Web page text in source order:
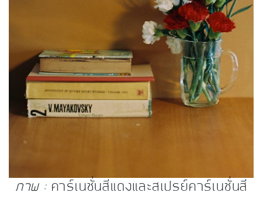
ภาพ :คาร์เนชั่นสีแดงและสเปรย์คาร์เนชั่นสี